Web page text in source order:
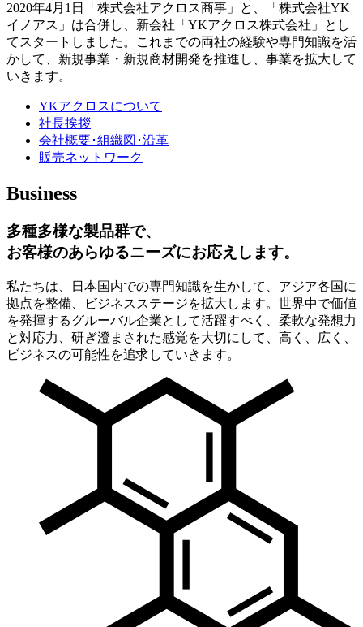
2020年4月1日「株式会社アクロス商事」と、「株式会社YK
イノアス」は合併し、新会社「YKアクロス株式会社」とし
てスタートしました。これまでの両社の経験や専門知識を活
かして、新規事業・新規商材開発を推進し、事業を拡大して
いきます。
YKアクロスについて
社長挨拶
会社概要･組織図･沿革
販売ネットワーク
Business
多種多様な製品群で、
お客様のあらゆるニーズにお応えします。
私たちは、日本国内での専門知識を生かして、アジア各国に
拠点を整備、ビジネスステージを拡大します。世界中で価値
を発揮するグルーバル企業として活躍すべく、柔軟な発想力
と対応力、研ぎ澄まされた感覚を大切にして、高く、広く、
ビジネスの可能性を追求していきます。